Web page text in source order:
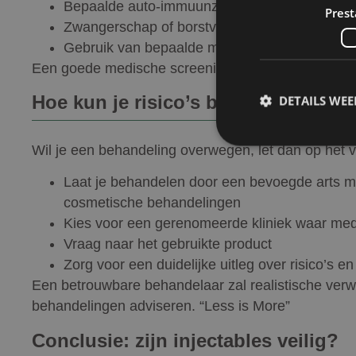
Bepaalde auto-immuunziekten
Zwangerschap of borstvoeding
Gebruik van bepaalde medicatie
Een goede medische screening vooraf is daarom
Hoe kun je risico’s beperken?
Wil je een behandeling overwegen, let dan op het
Laat je behandelen door een bevoegde arts
cosmetische behandelingen
Kies voor een gerenomeerde kliniek waar
Vraag naar het gebruikte product
Zorg voor een duidelijke uitleg over risico’s
Een betrouwbare behandelaar zal realistische
behandelingen adviseren. “Less is More”
Conclusie: zijn injectables veilig?
DETAILS
niet worden gebruikt
Naam
wp-